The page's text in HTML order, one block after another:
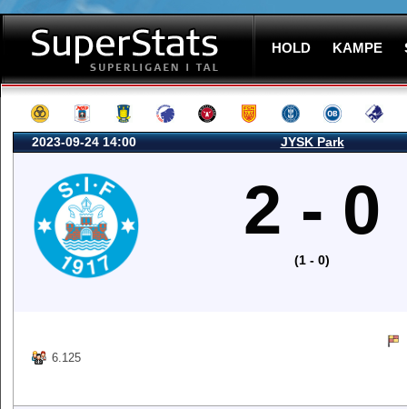
HOLD KAMPE
2023-09-24 14:00 JYSK Park
2 - 0
(1 - 0)
6.125